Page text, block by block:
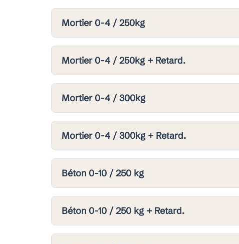
Mortier 0-4 / 250kg
Mortier 0-4 / 250kg + Retard.
Mortier 0-4 / 300kg
Mortier 0-4 / 300kg + Retard.
Béton 0-10 / 250 kg
Béton 0-10 / 250 kg + Retard.